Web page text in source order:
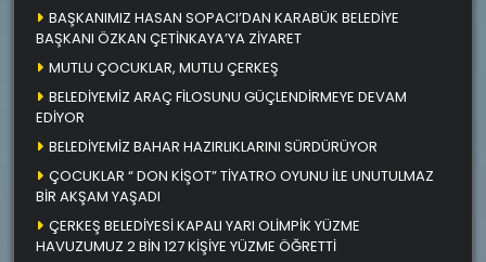
BAŞKANIMIZ HASAN SOPACI’DAN KARABÜK BELEDİYE
BAŞKANI ÖZKAN ÇETİNKAYA’YA ZİYARET
MUTLU ÇOCUKLAR, MUTLU ÇERKEŞ
BELEDİYEMİZ ARAÇ FİLOSUNU GÜÇLENDİRMEYE DEVAM
EDİYOR
BELEDİYEMİZ BAHAR HAZIRLIKLARINI SÜRDÜRÜYOR
ÇOCUKLAR “ DON KİŞOT” TİYATRO OYUNU İLE UNUTULMAZ
BİR AKŞAM YAŞADI
ÇERKEŞ BELEDİYESİ KAPALI YARI OLİMPİK YÜZME
HAVUZUMUZ 2 BİN 127 KİŞİYE YÜZME ÖĞRETTİ